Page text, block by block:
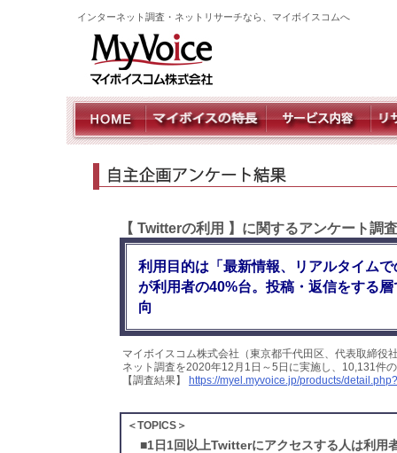
インターネット調査・ネットリサーチなら、マイボイスコムへ
【 Twitterの利用 】に関するアンケート調
利用目的は「最新情報、リアルタイム
が利用者の40%台。投稿・返信をする
向
マイボイスコム株式会社（東京都千代田区、代表取締役
ネット調査を2020年12月1日～5日に実施し、10,131件
【調査結果】
https://myel.myvoice.jp/products/
＜TOPICS＞
■1日1回以上Twitterにアクセスする人は利用